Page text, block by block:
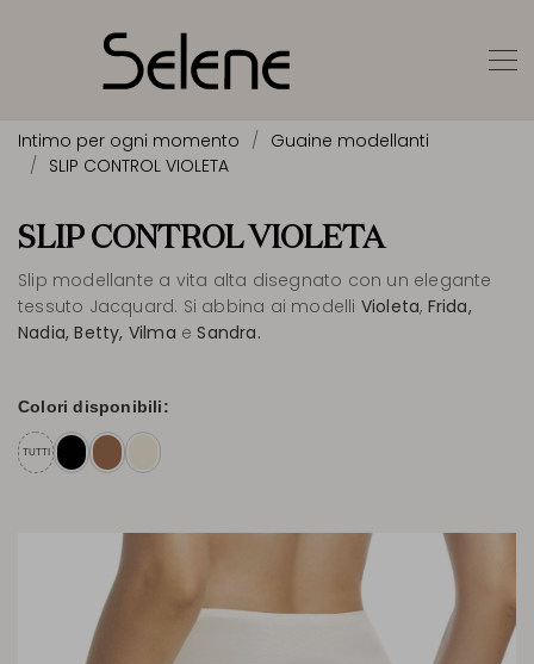
Intimo per ogni momento
Guaine modellanti
SLIP CONTROL VIOLETA
SLIP CONTROL VIOLETA
Slip modellante a vita alta disegnato con un elegante
tessuto Jacquard. Si abbina ai modelli Violeta, Frida,
Nadia, Betty, Vilma eSandra.
Colori disponibili:
TUTTI